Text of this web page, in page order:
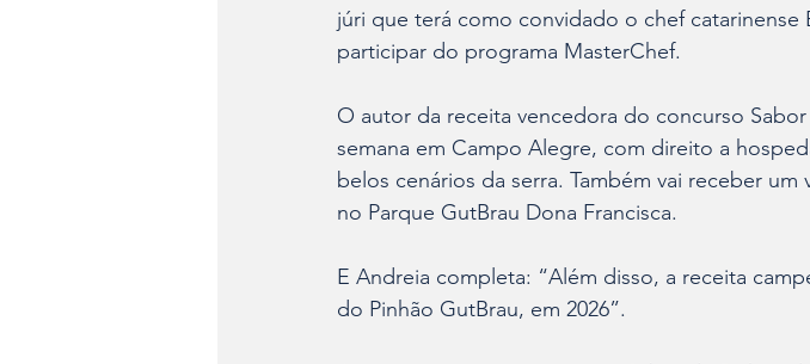
júri que terá como convidado o chef
participar do programa MasterChef.
O autor da receita vencedora do concurso
semana em Campo Alegre, com direito a
belos cenários da serra. Também vai receber
no Parque GutBrau Dona Francisca.
E Andreia completa: “Além disso, a receita
do Pinhão GutBrau, em 2026”.